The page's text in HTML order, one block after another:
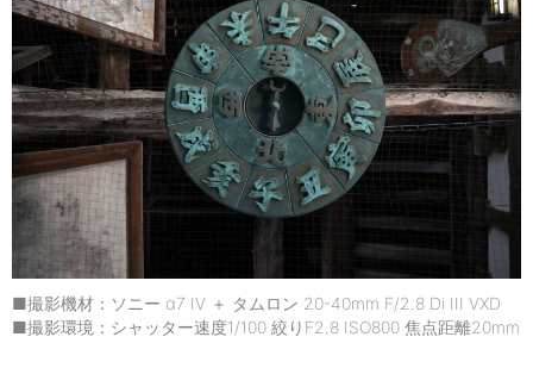
■撮影機材：ソニー α7 IV ＋ タムロン 20-40mm F/2.8 Di III VXD
■撮影環境：シャッター速度1/100 絞りF2.8 ISO800 焦点距離20mm